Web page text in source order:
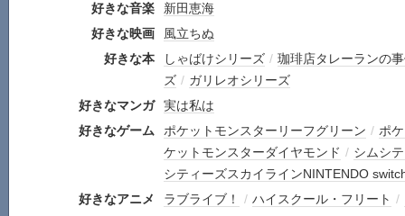
好きな音楽
新田恵海
好きな映画
風立ちぬ
好きな本
しゃばけシリーズ / 珈琲店タレーランの
ズ / ガリレオシリーズ
好きなマンガ
実は私は
好きなゲーム
ポケットモンスターリーフグリーン / ポ
ケットモンスターダイヤモンド / シムシ
シティーズスカイラインNINTENDO
好きなアニメ
ラブライブ！ / ハイスクール・フリート /